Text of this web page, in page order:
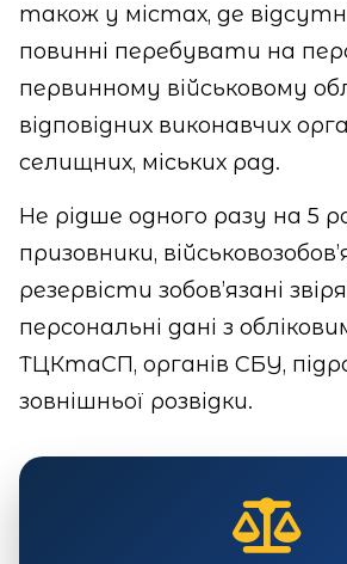
також у містах, де
повинні перебувати на
первинному військовому
відповідних виконавчих
селищних, міських рад.
Не рідше одного разу на 5
призовники,
резервісти зобов’язані
персональні дані з
ТЦКтаСП, органів СБУ,
зовнішньої розвідки.